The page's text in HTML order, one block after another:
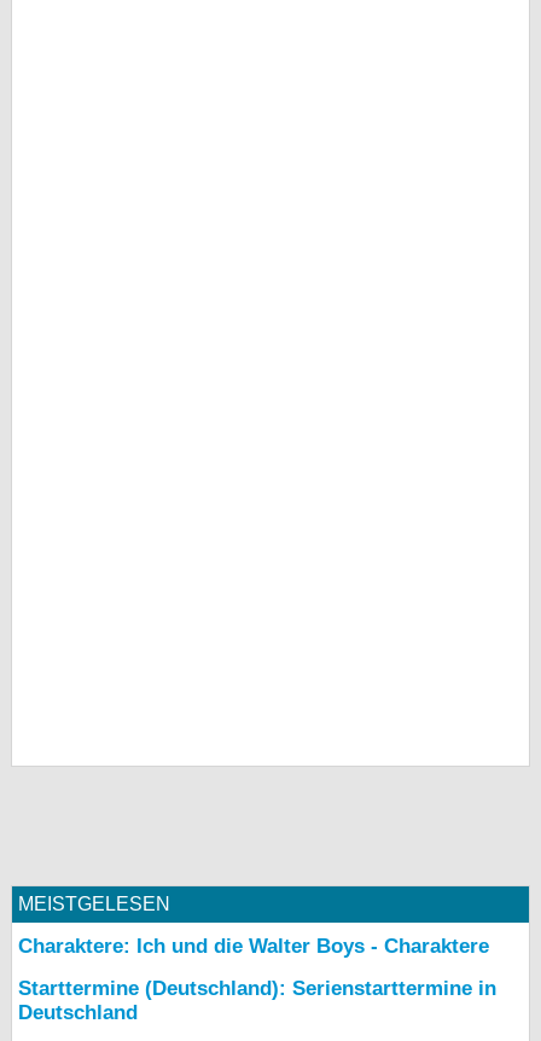
MEISTGELESEN
Charaktere: Ich und die Walter Boys - Charaktere
Starttermine (Deutschland): Serienstarttermine in
Deutschland